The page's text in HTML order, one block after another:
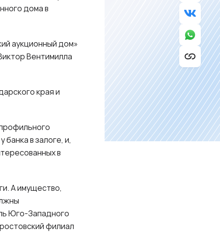
дома в
аукционный дом»
Вентимилла
края и
в залоге, и,
в
А имущество,
Юго-Западного
филиал